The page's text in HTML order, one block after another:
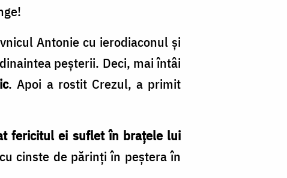
Antonie cu ierodiaconul şi
peşterii. Deci, mai întâi
. Apoi a rostit Crezul, a primit
fericitul ei suflet în braţele lui
cinste de părinţi în peştera în